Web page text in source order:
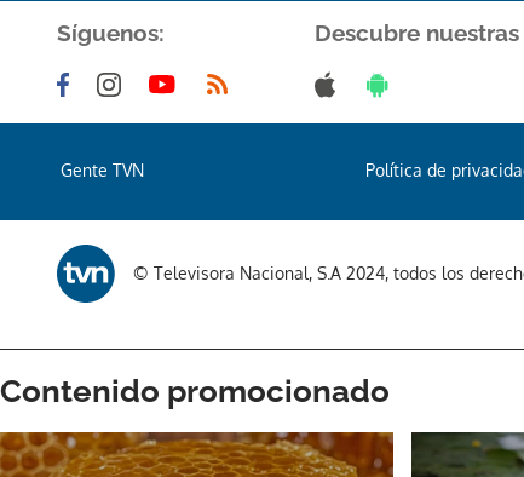
Síguenos: Descubre nuestras
Gente TVN Política de
© Televisora Nacional, S.A 2024, todos los